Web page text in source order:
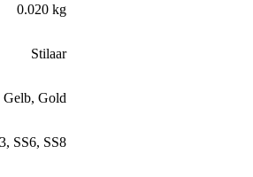
0.020 kg
Stilaar
Gelb, Gold
, SS6, SS8